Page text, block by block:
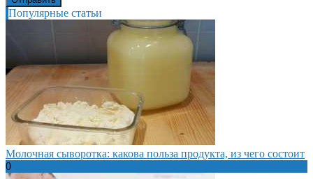
Популярные статьи
Молочная сыворотка: какова польза продукта, из чего состоит
0